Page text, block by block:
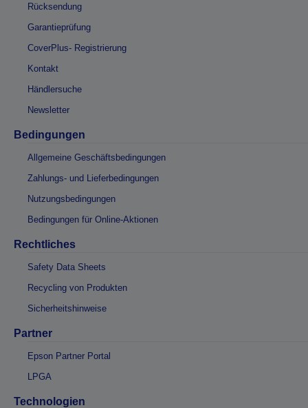
Rücksendung
Garantieprüfung
CoverPlus- Registrierung
Kontakt
Händlersuche
Newsletter
Bedingungen
Allgemeine Geschäftsbedingungen
Zahlungs- und Lieferbedingungen
Nutzungsbedingungen
Bedingungen für Online-Aktionen
Rechtliches
Safety Data Sheets
Recycling von Produkten
Sicherheitshinweise
Partner
Epson Partner Portal
LPGA
Technologien